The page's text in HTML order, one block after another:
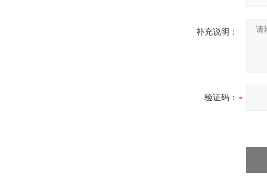
补充说明：
验证码：